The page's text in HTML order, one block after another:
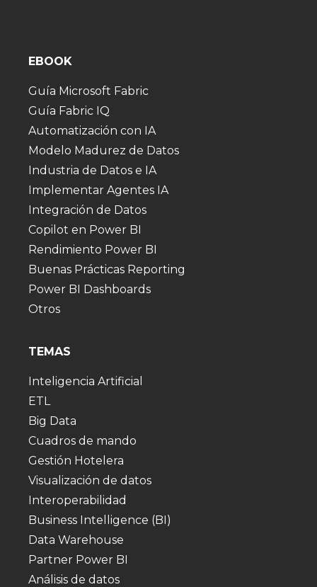
EBOOK
Guía Microsoft Fabric
Guía Fabric IQ
Automatización con IA
Modelo Madurez de Datos
Industria de Datos e IA
Implementar Agentes IA
Integración de Datos
Copilot en Power BI
Rendimiento Power BI
Buenas Prácticas Reporting
Power BI Dashboards
Otros
TEMAS
Inteligencia Artificial
ETL
Big Data
Cuadros de mando
Gestión Hotelera
Visualización de datos
Interoperabilidad
Business Intelligence (BI)
Data Warehouse
Partner Power BI
Análisis de datos